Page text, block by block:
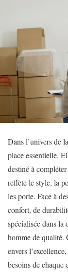
Dans l’univers de
place essentielle.
destiné à
reflète le style, la
les porte. Face à
confort, de
spécialisée dans la
homme de qualité.
envers
besoins de chaque